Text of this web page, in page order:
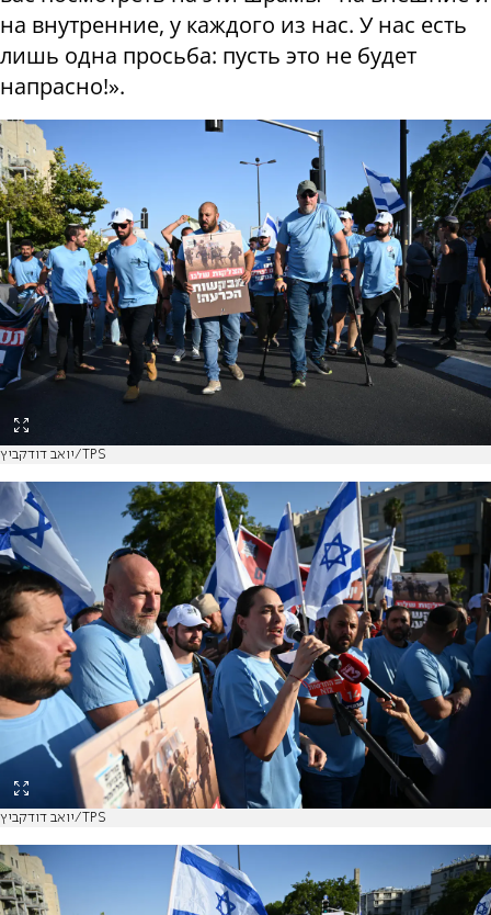
на внутренние, у каждого из нас. У нас есть
лишь одна просьба: пусть это не будет
напрасно!».
יואב דודקביץ/TPS
יואב דודקביץ/TPS